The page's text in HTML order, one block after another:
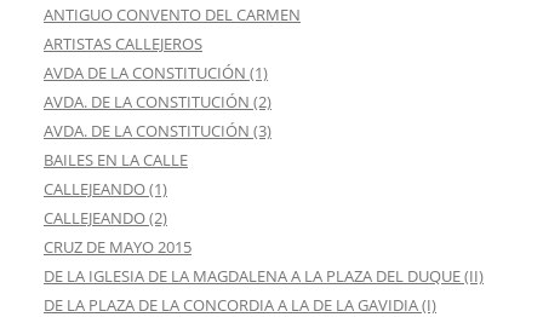
ANTIGUO CONVENTO DEL CARMEN
ARTISTAS CALLEJEROS
AVDA DE LA CONSTITUCIÓN (1)
AVDA. DE LA CONSTITUCIÓN (2)
AVDA. DE LA CONSTITUCIÓN (3)
BAILES EN LA CALLE
CALLEJEANDO (1)
CALLEJEANDO (2)
CRUZ DE MAYO 2015
DE LA IGLESIA DE LA MAGDALENA A LA PLAZA DEL DUQUE (II)
DE LA PLAZA DE LA CONCORDIA A LA DE LA GAVIDIA (I)